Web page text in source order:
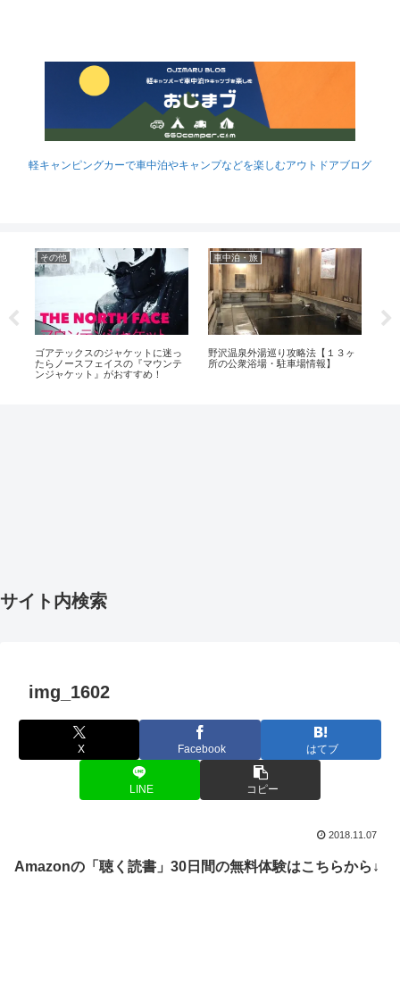
軽キャンピングカーで車中泊やキャンプなどを楽しむアウトドアブログ
その他
ゴアテックスのジャケットに迷っ
たらノースフェイスの『マウンテ
ンジャケット』がおすすめ！
車中泊・旅
野沢温泉外湯巡り攻略法【１３ヶ
所の公衆浴場・駐車場情報】
サイト内検索
img_1602
X Facebook はてブ
LINE コピー
2018.11.07
Amazonの「聴く読書」30日間の無料体験はこちらから↓